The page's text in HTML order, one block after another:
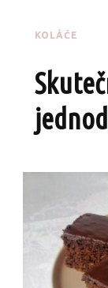
KOLÁČE